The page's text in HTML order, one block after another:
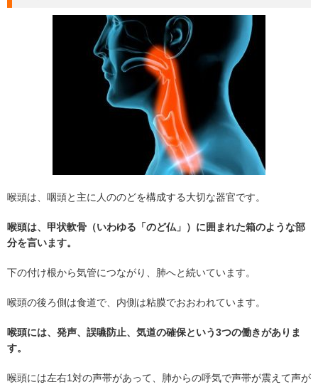
喉頭は、咽頭と主に人ののどを構成する大切な器官です。
喉頭は、甲状軟骨（いわゆる「のど仏」）に囲まれた箱のような部
分を言います。
下の付け根から気管につながり、肺へと続いています。
喉頭の後ろ側は食道で、内側は粘膜でおおわれています。
喉頭には、発声、誤嚥防止、気道の確保という3つの働きがありま
す。
喉頭には左右1対の声帯があって、肺からの呼気で声帯が震えて声が